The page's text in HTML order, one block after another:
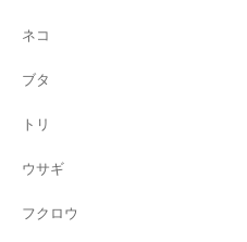
ネコ
ブタ
トリ
ウサギ
フクロウ